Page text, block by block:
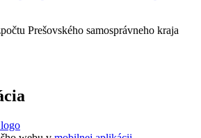
Prešovského samosprávneho kraja